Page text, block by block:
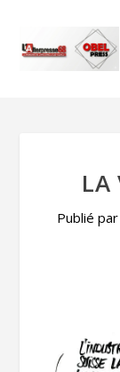
LA
Publié par